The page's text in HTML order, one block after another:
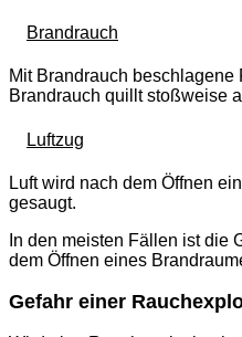
Brandrauch
Mit Brandrauch beschlagene
Brandrauch quillt stoßweise
Luftzug
Luft wird nach dem Öffnen
gesaugt.
In den meisten Fällen ist die
dem Öffnen eines
Gefahr einer